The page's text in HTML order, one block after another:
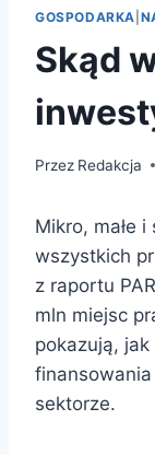
GOSPODARKA
Skąd
Przez Redakcja
Mikro, małe
wszystkich
z raportu
mln miejsc
pokazują,
sektorze.